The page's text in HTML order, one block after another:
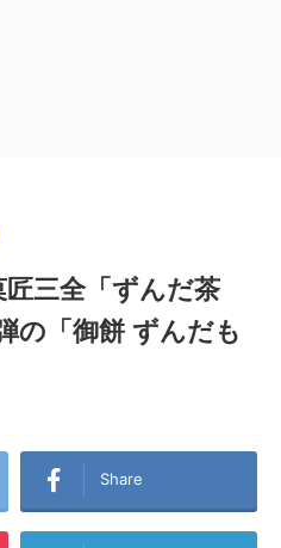
三全「ずんだ茶
の「御餅 ずんだも
Share